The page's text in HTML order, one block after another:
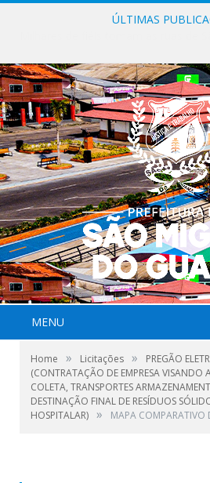
ÚLTIMAS
MENU
Home » Licitações »
PREGÃO
(CONTRATAÇÃO DE EMPRESA VISANDO
COLETA, TRANSPORTES
DESTINAÇÃO FINAL DE RESÍDUOS
HOSPITALAR) » MAPA COMPARATIVO